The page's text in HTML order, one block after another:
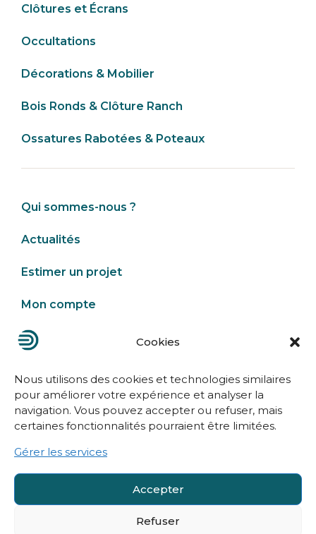
Cookies
Nous utilisons des cookies et technologies similaires
pour améliorer votre expérience et analyser la
navigation. Vous pouvez accepter ou refuser, mais
certaines fonctionnalités pourraient être limitées.
Gérer les services
Accepter
Refuser
Clôtures et Écrans
Occultations
Décorations & Mobilier
Bois Ronds & Clôture Ranch
Ossatures Rabotées & Poteaux
Qui sommes-nous ?
Actualités
Estimer un projet
Mon compte
Politique de confidentialité
Conditions générales de vente